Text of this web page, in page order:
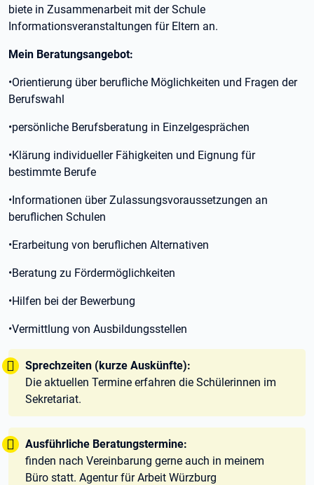
biete in Zusammenarbeit mit der Schule
Informationsveranstaltungen für Eltern an.
Mein Beratungsangebot:
•Orientierung über berufliche Möglichkeiten und Fragen der
Berufswahl
•persönliche Berufsberatung in Einzelgesprächen
•Klärung individueller Fähigkeiten und Eignung für
bestimmte Berufe
•Informationen über Zulassungsvoraussetzungen an
beruflichen Schulen
•Erarbeitung von beruflichen Alternativen
•Beratung zu Fördermöglichkeiten
•Hilfen bei der Bewerbung
•Vermittlung von Ausbildungsstellen
Tipp:
Sprechzeiten (kurze Auskünfte):
Die aktuellen Termine erfahren die Schülerinnen im
Sekretariat.
Tipp:
Ausführliche Beratungstermine:
finden nach Vereinbarung gerne auch in meinem
Büro statt. Agentur für Arbeit Würzburg